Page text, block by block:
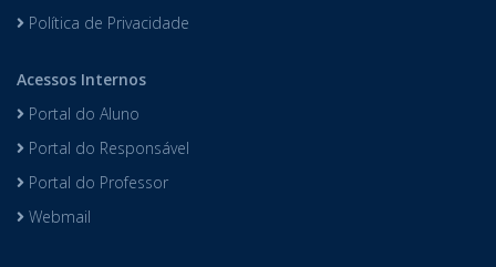
Política de Privacidade
Acessos Internos
Portal do Aluno
Portal do Responsável
Portal do Professor
Webmail